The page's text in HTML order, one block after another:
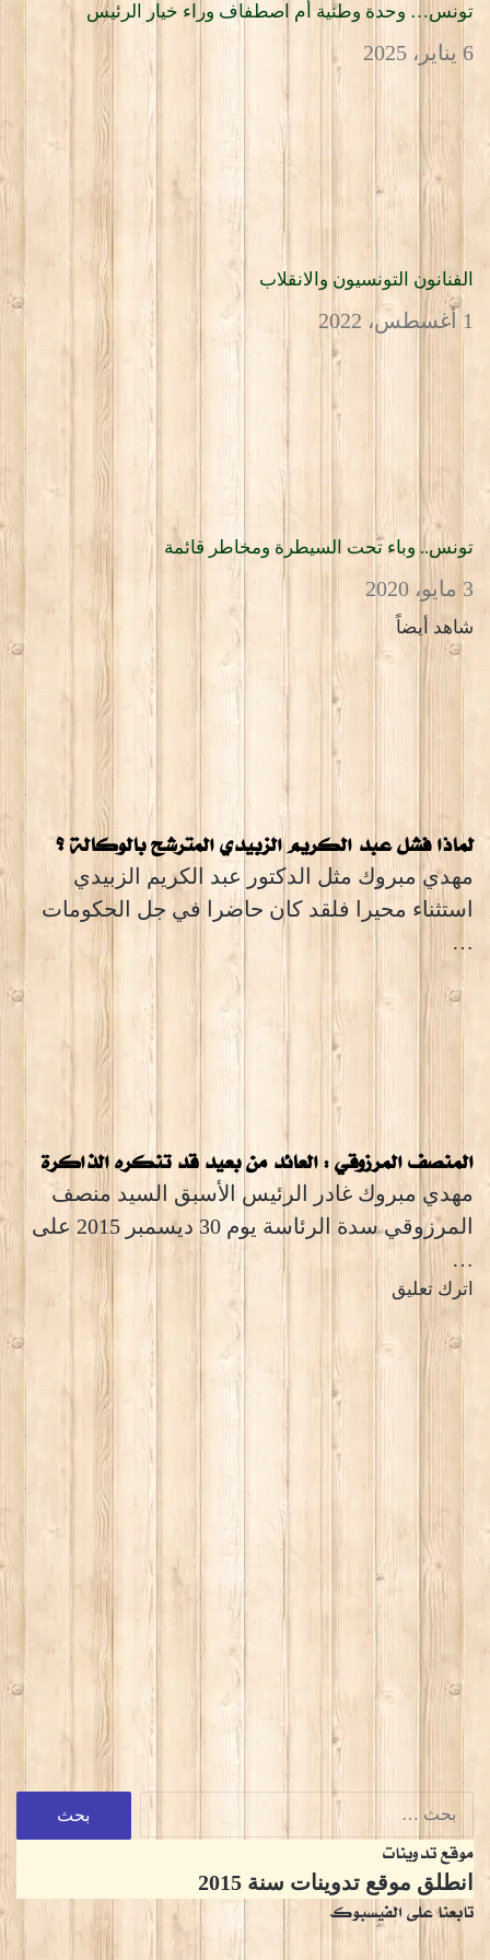
تونس… وحدة وطنية أم اصطفاف وراء خيار الرئيس
6 يناير، 2025
الفنانون التونسيون والانقلاب
1 أغسطس، 2022
تونس.. وباء تحت السيطرة ومخاطر قائمة
3 مايو، 2020
شاهد أيضاً
لماذا فشل عبد الكريم الزبيدي المترشح بالوكالة ؟
مهدي مبروك مثل الدكتور عبد الكريم الزبيدي
استثناء محيرا فلقد كان حاضرا في جل الحكومات
…
المنصف المرزوقي : العائد من بعيد قد تنكره الذاكرة
مهدي مبروك غادر الرئيس الأسبق السيد منصف
المرزوقي سدة الرئاسة يوم 30 ديسمبر 2015 على
…
اترك تعليق
موقع تدوينات
انطلق موقع تدوينات سنة 2015
تابعنا على الفيسبوك